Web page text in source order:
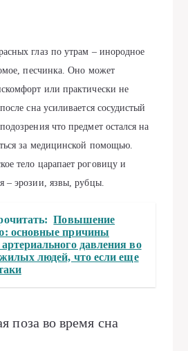
глаз по утрам – инородное
песчинка. Оно может
или практически не
сна усиливается сосудистый
что предмет остался на
за медицинской помощью.
тело царапает роговицу и
– эрозии, язвы, рубцы.
Повышение
основные причины
давления во
людей, что если еще
поза во время сна